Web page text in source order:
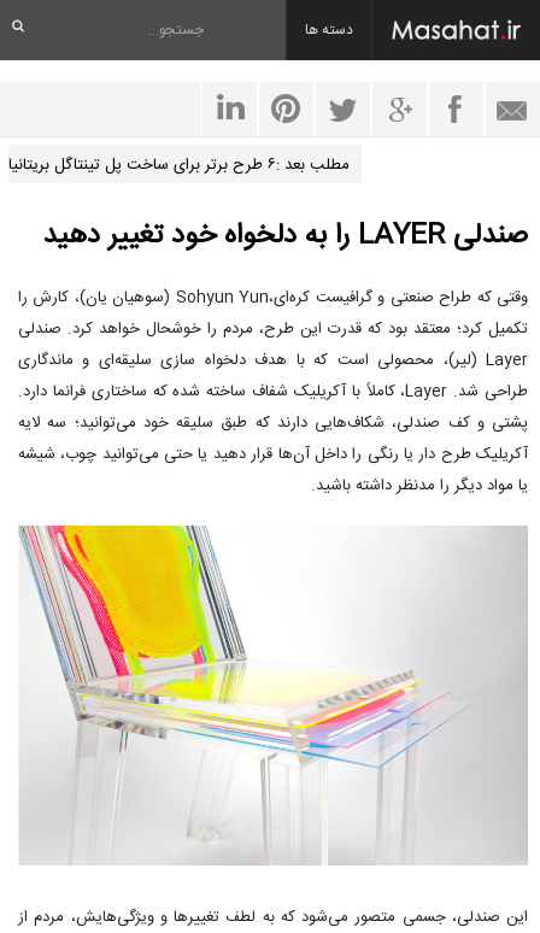
دسته ها
مطلب بعد :۶ طرح برتر برای ساخت پل تینتاگل بریتانیا
صندلی LAYER را به دلخواه خود تغییر دهید
وقتی که طراح صنعتی و گرافیست کره‌ای،Sohyun Yun (سوهیان یان)، کارش را
تکمیل کرد؛ معتقد بود که قدرت این طرح، مردم را خوشحال خواهد کرد. صندلی
Layer (لیر)، محصولی است که با هدف دلخواه سازی سلیقه‌ای و ماندگاری
طراحی شد. Layer، کاملاً با آکریلیک شفاف ساخته شده که ساختاری فرانما دارد.
پشتی و کف صندلی، شکاف‌هایی دارند که طبق سلیقه خود می‌توانید؛ سه لایه
آکریلیک طرح دار یا رنگی را داخل آن‌ها قرار دهید یا حتی می‌توانید چوب، شیشه
یا مواد دیگر را مدنظر داشته باشید.
این صندلی، جسمی متصور می‌شود که به لطف تغییرها و ویژگی‌هایش، مردم از